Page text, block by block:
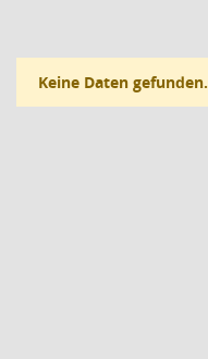
Keine Daten gefunden.